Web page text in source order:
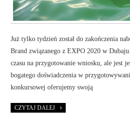
Już tylko tydzień został do zakończenia
Brand związanego z EXPO 2020 w
czasu na przygotowanie wniosku, ale jest
bogatego doświadczenia w
konkursowej oferujemy swoją
CZYTAJ DALEJ